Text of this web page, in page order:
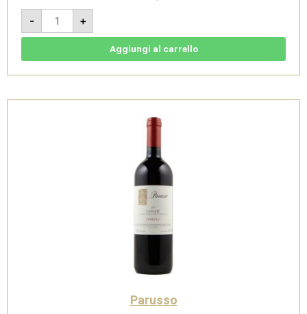
-
Barbera
d'Alba
Ornati
DOC
quantità
+
Aggiungi al carrello
Parusso